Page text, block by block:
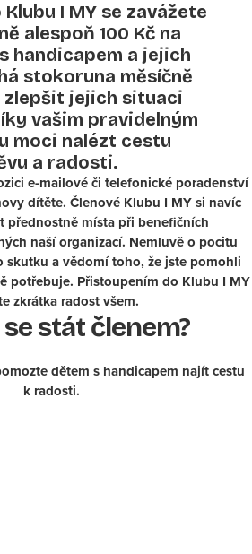
I MY se zavážete
alespoň 100 Kč na
handicapem a jejich
stokoruna měsíčně
zlepšit jejich situaci
vašim pravidelným
moci nalézt cestu
a radosti.
e-mailové či telefonické poradenství
dítěte. Členové Klubu I MY si navíc
přednostně místa při benefičních
naší organizací. Nemluvě o pocitu
skutku a vědomí toho, že jste pomohli
potřebuje. Přistoupením do Klubu I MY
zkrátka radost všem.
stát členem?
dětem s handicapem najít cestu
k radosti.